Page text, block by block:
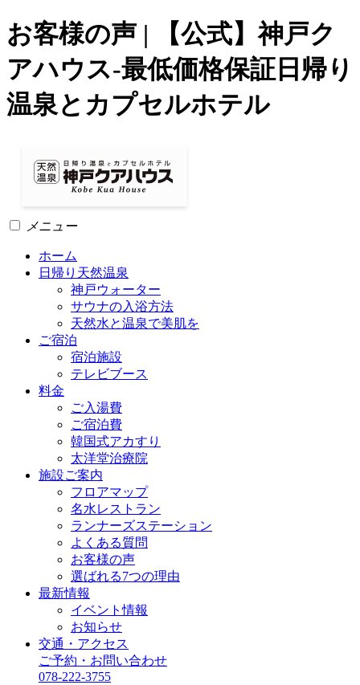
お客様の声 | 【公式】神戸ク
アハウス-最低価格保証日帰り
温泉とカプセルホテル
メニュー
ホーム
日帰り天然温泉
神戸ウォーター
サウナの入浴方法
天然水と温泉で美肌を
ご宿泊
宿泊施設
テレビブース
料金
ご入湯費
ご宿泊費
韓国式アカすり
太洋堂治療院
施設ご案内
フロアマップ
名水レストラン
ランナーズステーション
よくある質問
お客様の声
選ばれる7つの理由
最新情報
イベント情報
お知らせ
交通・アクセス
ご予約・お問い合わせ
078-222-3755